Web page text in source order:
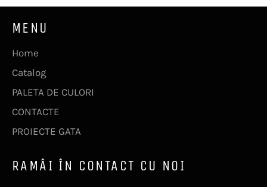
MENU
Home
Catalog
PALETA DE CULORI
CONTACTE
PROIECTE GATA
RAMÂI ÎN CONTACT CU NOI